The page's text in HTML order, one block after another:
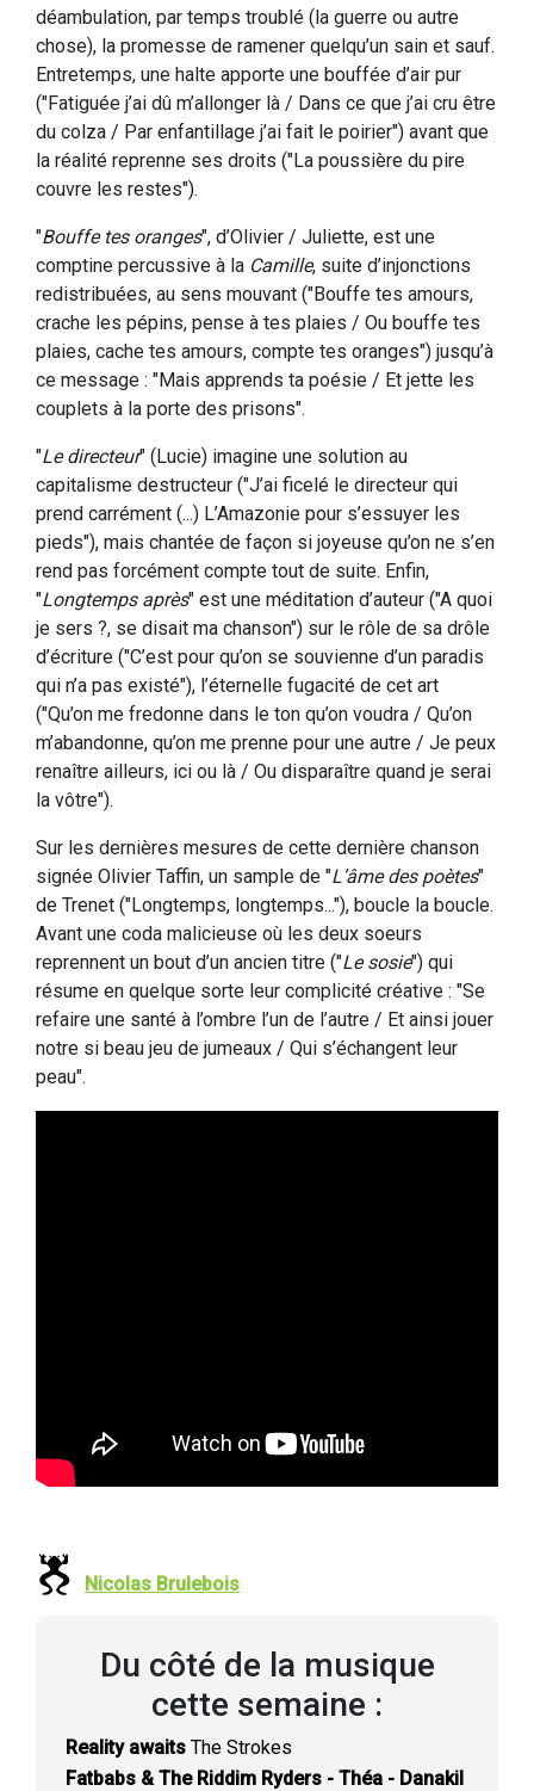
déambulation, par temps troublé (la guerre ou autre
chose), la promesse de ramener quelqu’un sain et sauf.
Entretemps, une halte apporte une bouffée d’air pur
("Fatiguée j’ai dû m’allonger là / Dans ce que j’ai cru être
du colza / Par enfantillage j’ai fait le poirier") avant que
la réalité reprenne ses droits ("La poussière du pire
couvre les restes").
"Bouffe tes oranges", d’Olivier / Juliette, est une
comptine percussive à la Camille, suite d’injonctions
redistribuées, au sens mouvant ("Bouffe tes amours,
crache les pépins, pense à tes plaies / Ou bouffe tes
plaies, cache tes amours, compte tes oranges") jusqu’à
ce message : "Mais apprends ta poésie / Et jette les
couplets à la porte des prisons".
"Le directeur" (Lucie) imagine une solution au
capitalisme destructeur ("J’ai ficelé le directeur qui
prend carrément (...) L’Amazonie pour s’essuyer les
pieds"), mais chantée de façon si joyeuse qu’on ne s’en
rend pas forcément compte tout de suite. Enfin,
"Longtemps après" est une méditation d’auteur ("A quoi
je sers ?, se disait ma chanson") sur le rôle de sa drôle
d’écriture ("C’est pour qu’on se souvienne d’un paradis
qui n’a pas existé"), l’éternelle fugacité de cet art
("Qu’on me fredonne dans le ton qu’on voudra / Qu’on
m’abandonne, qu’on me prenne pour une autre / Je peux
renaître ailleurs, ici ou là / Ou disparaître quand je serai
la vôtre").
Sur les dernières mesures de cette dernière chanson
signée Olivier Taffin, un sample de "L’âme des poètes"
de Trenet ("Longtemps, longtemps..."), boucle la boucle.
Avant une coda malicieuse où les deux soeurs
reprennent un bout d’un ancien titre ("Le sosie") qui
résume en quelque sorte leur complicité créative : "Se
refaire une santé à l’ombre l’un de l’autre / Et ainsi jouer
notre si beau jeu de jumeaux / Qui s’échangent leur
peau".
Nicolas Brulebois
Du côté de la musique
cette semaine :
Reality awaits The Strokes
Fatbabs & The Riddim Ryders - Théa - Danakil